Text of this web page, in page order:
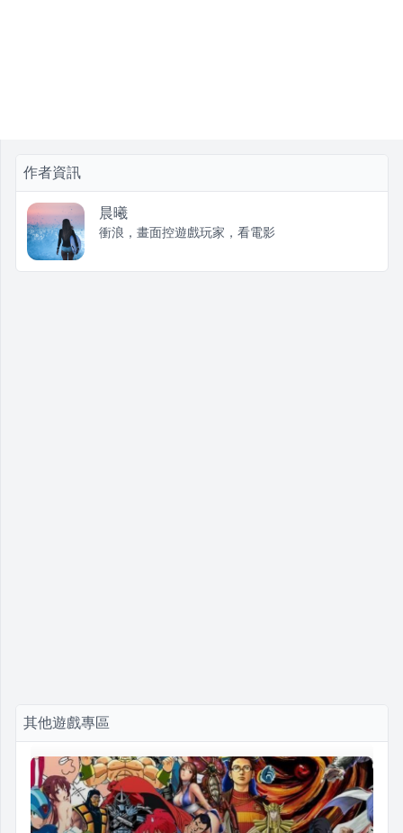
作者資訊
晨曦
衝浪，畫面控遊戲玩家，看電影
其他遊戲專區